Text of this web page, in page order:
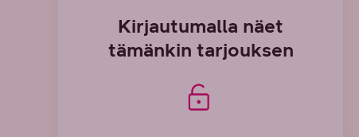
Kirjautumalla näet
tämänkin tarjouksen